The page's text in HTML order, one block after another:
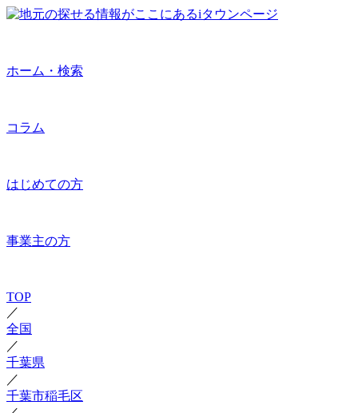
ホーム・検索
コラム
はじめての方
事業主の方
TOP
／
全国
／
千葉県
／
千葉市稲毛区